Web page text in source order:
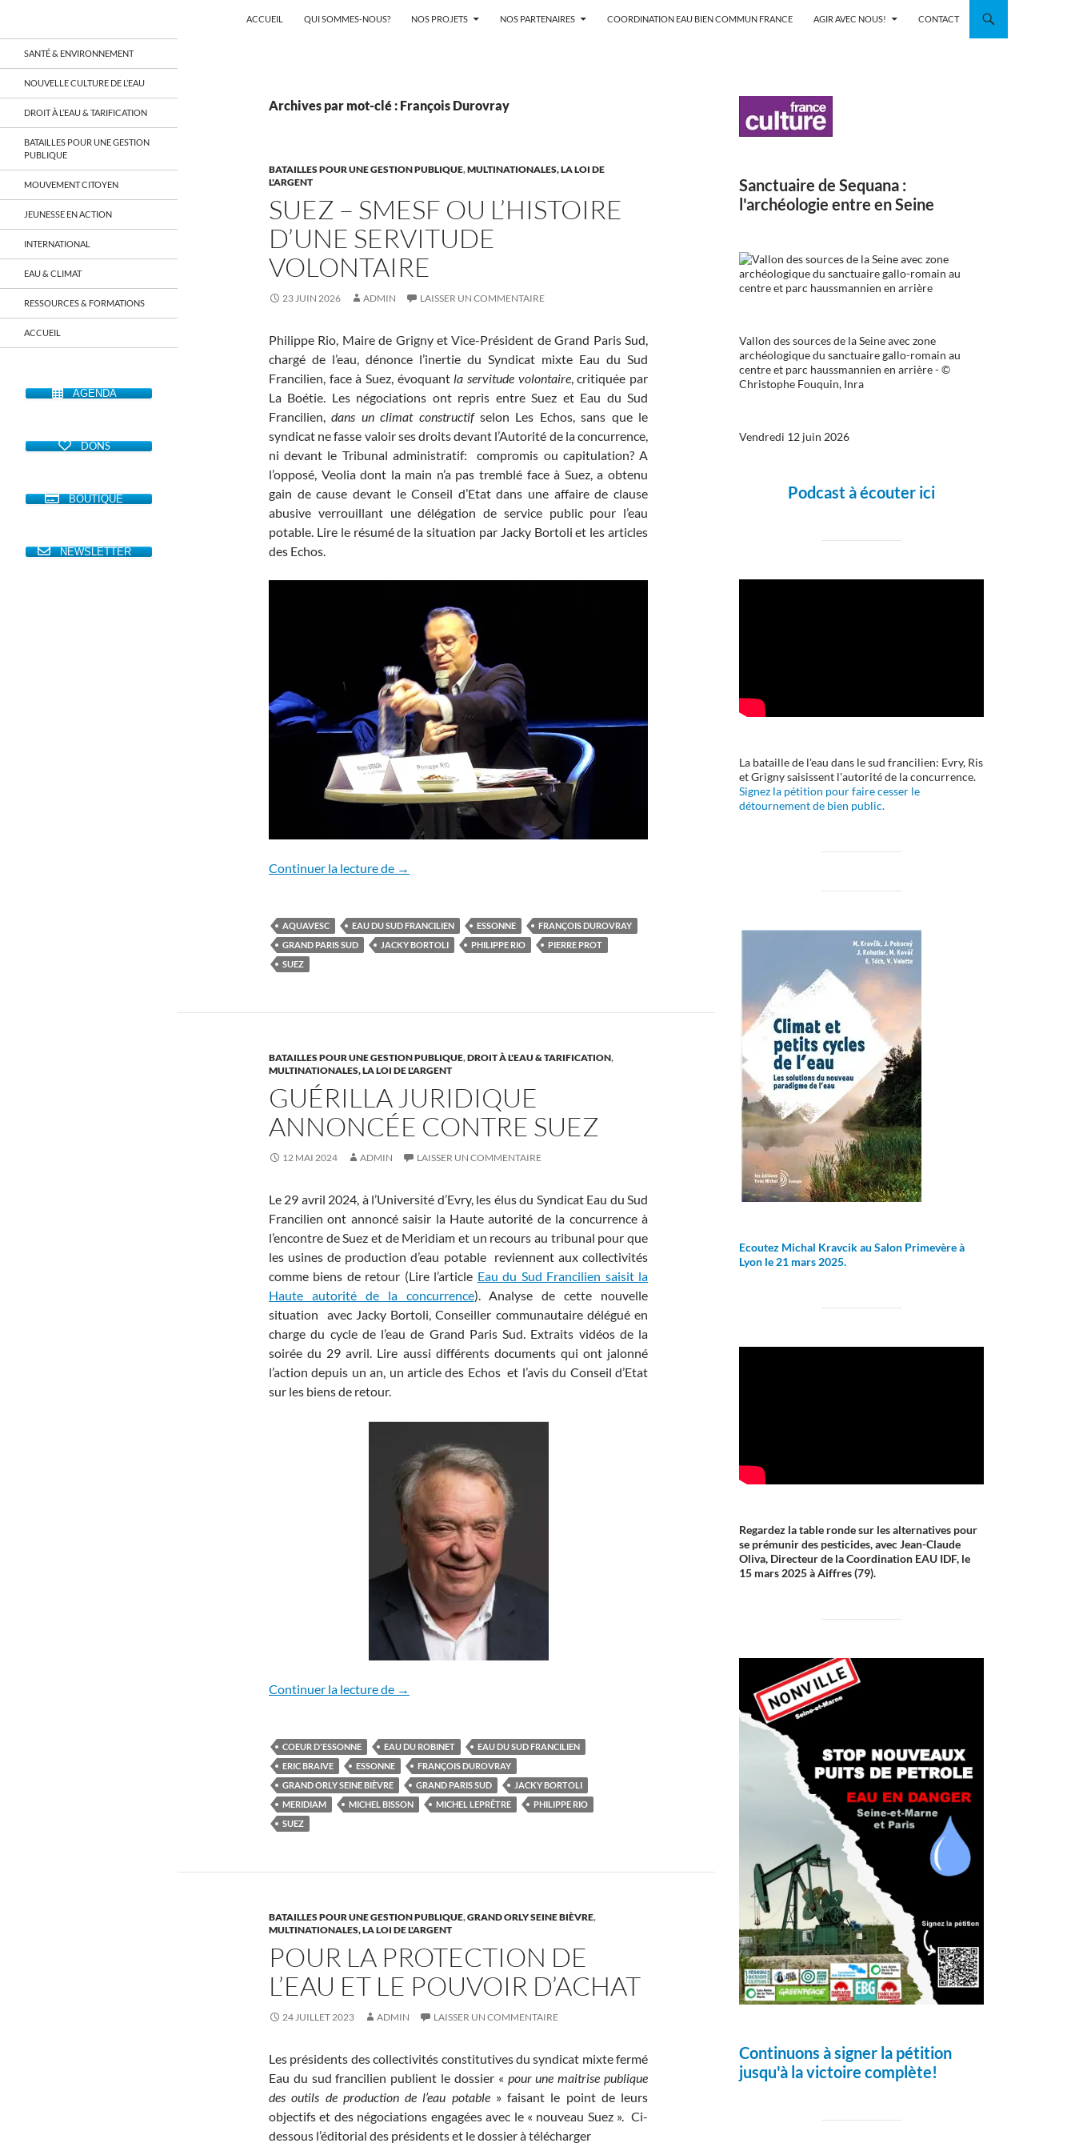
Aller
au
contenu
ACCUEIL QUI SOMMES-NOUS? NOS PROJETS NOS PARTENAIRES COORDINATION EAU BIEN COMMUN FRANCE AGIR AVEC NOUS! CONTACT
Archives par mot-clé : François Durovray
BATAILLES POUR UNE GESTION PUBLIQUE,MULTINATIONALES, LA LOI DE
L'ARGENT
SUEZ – SMESF OU L’HISTOIRE
D’UNE SERVITUDE
VOLONTAIRE
23 JUIN 2026 ADMIN LAISSER UN COMMENTAIRE
Philippe Rio, Maire de Grigny et Vice-Président de Grand Paris Sud,
chargé de l’eau, dénonce l’inertie du Syndicat mixte Eau du Sud
Francilien, face à Suez, évoquantla servitude volontaire, critiquée par
La Boétie. Les négociations ont repris entre Suez et Eau du Sud
Francilien,dans un climat constructifselon Les Echos, sans que le
syndicat ne fasse valoir ses droits devant l’Autorité de la concurrence,
ni devant le Tribunal administratif: compromis ou capitulation? A
l’opposé, Veolia dont la main n’a pas tremblé face à Suez, a obtenu
gain de cause devant le Conseil d’Etat dans une affaire de clause
abusive verrouillant une délégation de service public pour l’eau
potable. Lire le résumé de la situation par Jacky Bortoli et les articles
des Echos.
Continuer la lecture de SUEZ – SMESF ou l’histoire d’une servitude volontaire
→
AQUAVESC EAU DU SUD FRANCILIEN ESSONNE
FRANÇOIS DUROVRAY
GRAND PARIS SUD
JACKY BORTOLI PHILIPPE RIO
PIERRE PROT
SUEZ
BATAILLES POUR UNE GESTION PUBLIQUE,DROIT À L'EAU & TARIFICATION,
MULTINATIONALES, LA LOI DE L'ARGENT
GUÉRILLA JURIDIQUE
ANNONCÉE CONTRE SUEZ
12 MAI 2024 ADMIN LAISSER UN COMMENTAIRE
Le 29 avril 2024, à l’Université d’Evry, les élus du Syndicat Eau du Sud
Francilien ont annoncé saisir la Haute autorité de la concurrence à
l’encontre de Suez et de Meridiam et un recours au tribunal pour que
les usines de production d’eau potable reviennent aux collectivités
comme biens de retour (Lire l’article Eau du Sud Francilien saisit la
Haute autorité de la concurrence). Analyse de cette nouvelle
situation avec Jacky Bortoli, Conseiller communautaire délégué en
charge du cycle de l’eau de Grand Paris Sud. Extraits vidéos de la
soirée du 29 avril. Lire aussi différents documents qui ont jalonné
l’action depuis un an, un article des Echos et l’avis du Conseil d’Etat
sur les biens de retour.
Continuer la lecture de Guérilla juridique annoncée contre Suez
→
COEUR D'ESSONNE EAU DU ROBINET
EAU DU SUD FRANCILIEN
ERIC BRAIVE
ESSONNE
FRANÇOIS DUROVRAY
GRAND ORLY SEINE BIÈVRE
GRAND PARIS SUD
JACKY BORTOLI
MERIDIAM
MICHEL BISSON MICHEL LEPRÊTRE
PHILIPPE RIO
SUEZ
BATAILLES POUR UNE GESTION PUBLIQUE,GRAND ORLY SEINE BIÈVRE,
MULTINATIONALES, LA LOI DE L'ARGENT
POUR LA PROTECTION DE
L’EAU ET LE POUVOIR D’ACHAT
24 JUILLET 2023 ADMIN LAISSER UN COMMENTAIRE
Les présidents des collectivités constitutives du syndicat mixte fermé
Eau du sud francilien publient le dossier « pour une maitrise publique
des outils de production de l’eau potable» faisant le point de leurs
objectifs et des négociations engagées avec le « nouveau Suez ». Ci-
dessous l’éditorial des présidents et le dossier à télécharger
Sanctuaire de Sequana :
l'archéologie entre en Seine
Vallon des sources de la Seine avec zone
archéologique du sanctuaire gallo-romain au
centre et parc haussmannien en arrière - ©
Christophe Fouquin, Inra
Vendredi 12 juin 2026
Podcast à écouter ici
La bataille de l'eau dans le sud francilien: Evry, Ris
et Grigny saisissent l'autorité de la concurrence.
Signez la pétition pour faire cesser le
détournement de bien public.
Ecoutez Michal Kravcik au Salon Primevère à
Lyon le 21 mars 2025.
Regardez la table ronde sur les alternatives pour
se prémunir des pesticides, avec Jean-Claude
Oliva, Directeur de la Coordination EAU IDF, le
15 mars 2025 à Aiffres (79).
Continuons à signer la pétition
jusqu'à la victoire complète!
un réseau qui réunit citoyens et
associations autour de la ressource
territoire français, sur tous les
économique, juridique, de la santé,
culturel…
SANTÉ & ENVIRONNEMENT
NOUVELLE CULTURE DE L’EAU
DROIT À L’EAU & TARIFICATION
BATAILLES POUR UNE GESTION
PUBLIQUE
MOUVEMENT CITOYEN
JEUNESSE EN ACTION
INTERNATIONAL
EAU & CLIMAT
RESSOURCES & FORMATIONS
ACCUEIL
AGENDA
DONS
BOUTIQUE
NEWSLETTER